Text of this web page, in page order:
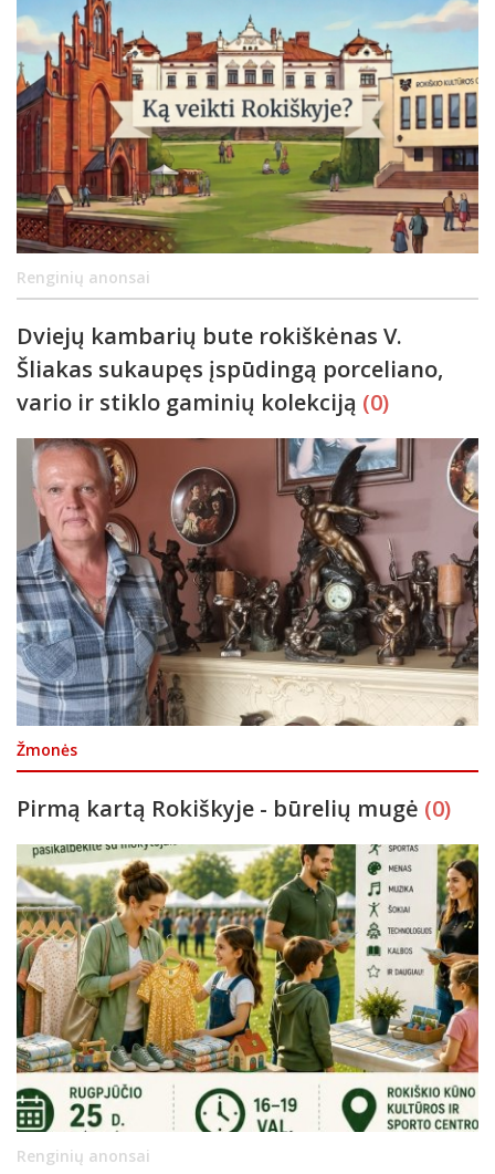
Renginių anonsai
Dviejų kambarių bute rokiškėnas V.
Šliakas sukaupęs įspūdingą porceliano,
vario ir stiklo gaminių kolekciją (0)
Žmonės
Pirmą kartą Rokiškyje - būrelių mugė (0)
Renginių anonsai